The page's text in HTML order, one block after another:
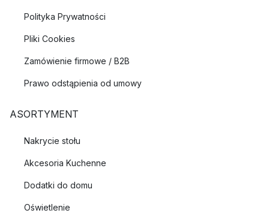
Polityka Prywatności
Pliki Cookies
Zamówienie firmowe / B2B
Prawo odstąpienia od umowy
ASORTYMENT
Nakrycie stołu
Akcesoria Kuchenne
Dodatki do domu
Oświetlenie